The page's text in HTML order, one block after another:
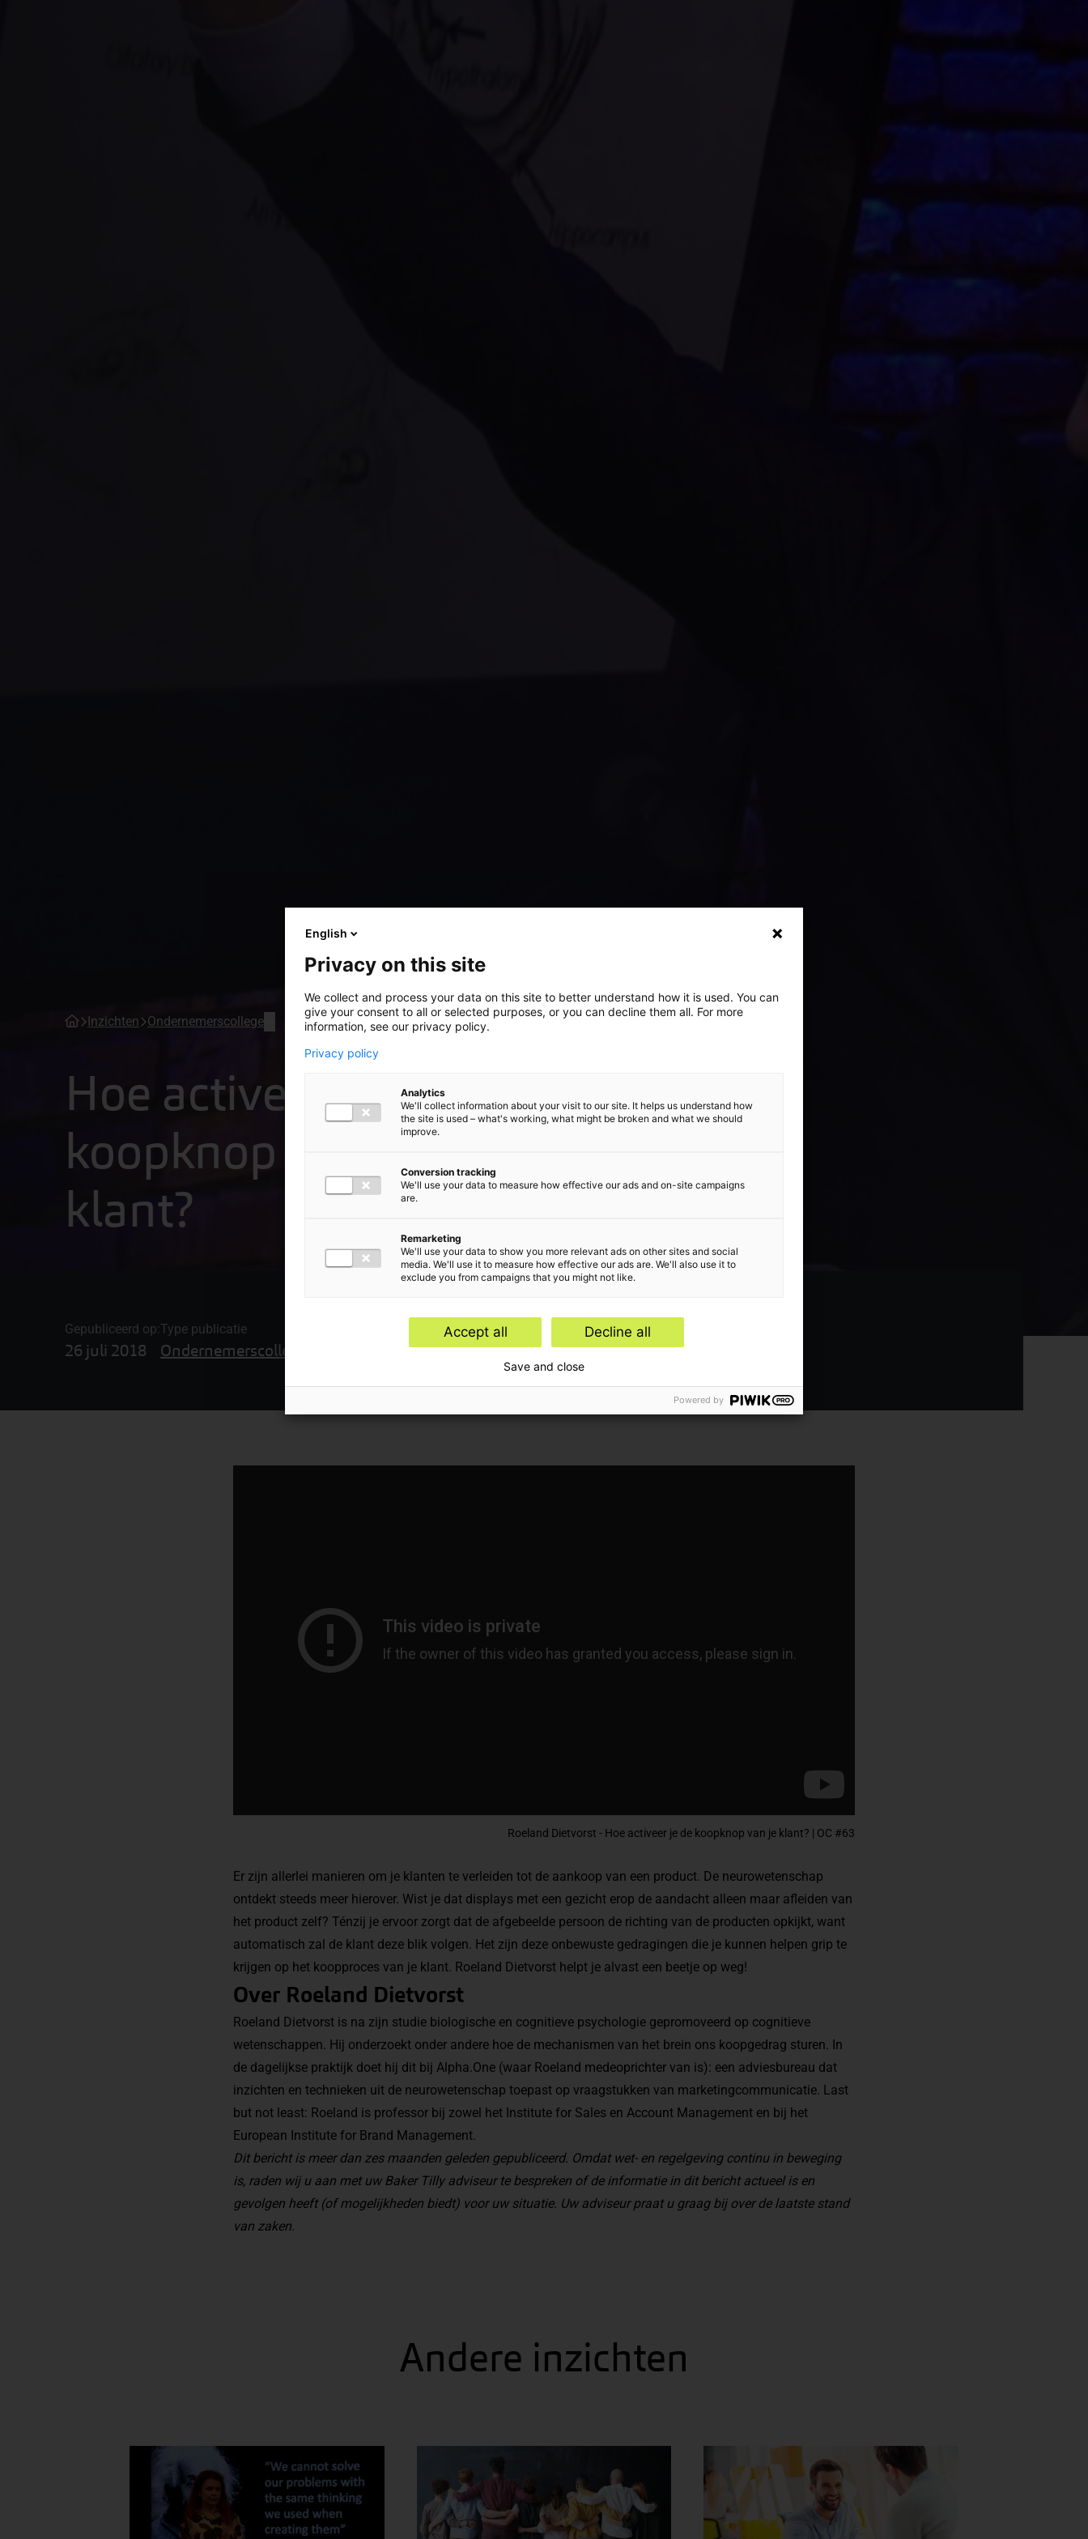
Inzichten Ondernemerscollege
Hoe activeer je de
koopknop van je
klant?
Gepubliceerd op:
26 juli 2018
Type publicatie
Ondernemerscollege
Roeland Dietvorst - Hoe activeer je de koopknop van je klant? | OC #63
Er zijn allerlei manieren om je klanten te verleiden tot de aankoop van een product. De neurowetenschap
ontdekt steeds meer hierover. Wist je dat displays met een gezicht erop de aandacht alleen maar afleiden van
het product zelf? Ténzij je ervoor zorgt dat de afgebeelde persoon de richting van de producten opkijkt, want
automatisch zal de klant deze blik volgen. Het zijn deze onbewuste gedragingen die je kunnen helpen grip te
krijgen op het koopproces van je klant. Roeland Dietvorst helpt je alvast een beetje op weg!
Over Roeland Dietvorst
Roeland Dietvorst is na zijn studie biologische en cognitieve psychologie gepromoveerd op cognitieve
wetenschappen. Hij onderzoekt onder andere hoe de mechanismen van het brein ons koopgedrag sturen. In
de dagelijkse praktijk doet hij dit bij Alpha.One (waar Roeland medeoprichter van is): een adviesbureau dat
inzichten en technieken uit de neurowetenschap toepast op vraagstukken van marketingcommunicatie. Last
but not least: Roeland is professor bij zowel het Institute for Sales en Account Management en bij het
European Institute for Brand Management.
Dit bericht is meer dan zes maanden geleden gepubliceerd. Omdat wet- en regelgeving continu in beweging
is, raden wij u aan met uw Baker Tilly adviseur te bespreken of de informatie in dit bericht actueel is en
gevolgen heeft (of mogelijkheden biedt) voor uw situatie. Uw adviseur praat u graag bij over de laatste stand
van zaken.
Andere inzichten
English
Privacy on this site
We collect and process your data on this site to better understand how it is used. You can
give your consent to all or selected purposes, or you can decline them all. For more
information, see our privacy policy.
Privacy policy
Analytics
We'll collect information about your visit to our site. It helps us understand how
the site is used – what's working, what might be broken and what we should
improve.
Conversion tracking
We'll use your data to measure how effective our ads and on-site campaigns
are.
Remarketing
We'll use your data to show you more relevant ads on other sites and social
media. We'll use it to measure how effective our ads are. We'll also use it to
exclude you from campaigns that you might not like.
Accept all Decline all
Save and close
Powered by